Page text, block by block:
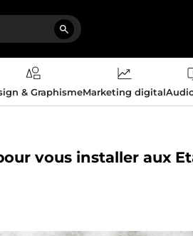
& GraphismeMarketing digital
vous installer aux